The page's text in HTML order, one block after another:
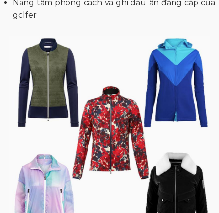
Nâng tầm phong cách và ghi dấu ấn đẳng cấp của
golfer